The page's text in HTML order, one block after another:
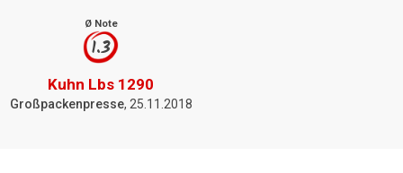
Ø Note
1.3
Kuhn Lbs 1290
Großpackenpresse, 25.11.2018